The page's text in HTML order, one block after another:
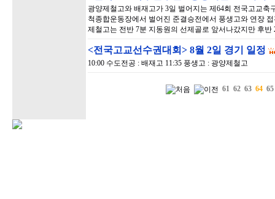
광양제철고와 배재고가 3일 벌어지는 제64회 전국고교
척종합운동장에서 벌어진 준결승전에서 풍생고와 연장
제철고는 전반 7분 지동원의 선제골로 앞서나갔지만 후
<전국고교선수권대회> 8월 2일 경기 일정
10:00 수도전공 : 배재고 11:35 풍생고 : 광양제철고
61 62 63 64 65